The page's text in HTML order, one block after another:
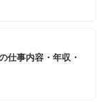
仕事内容・年収・